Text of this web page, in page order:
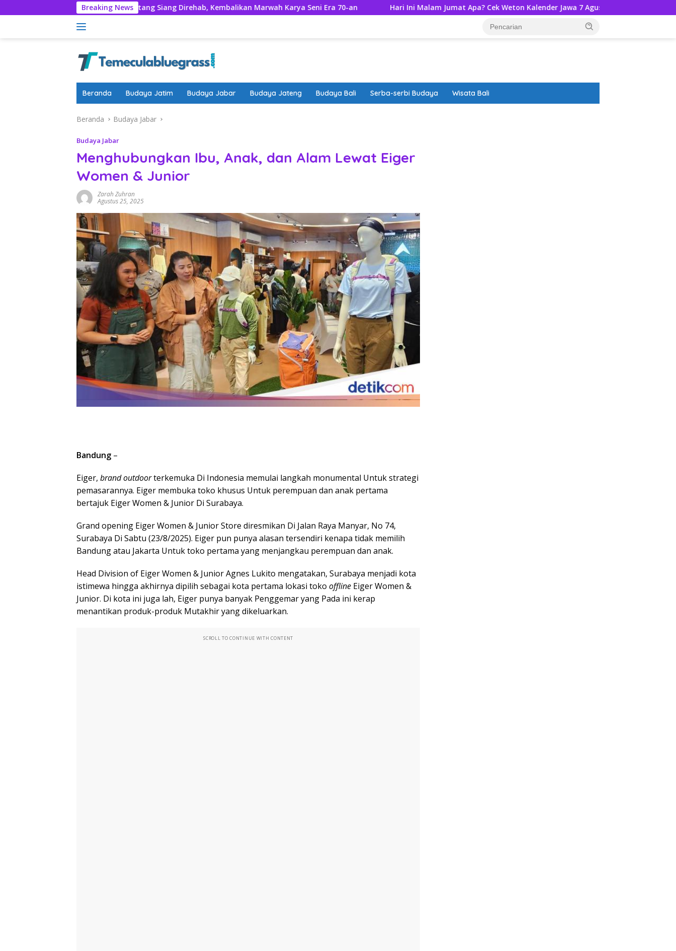
ke
Breaking News
Rumentang Siang Direhab, Kembalikan Marwah Karya Seni Era 70-an Hari Ini Malam Jumat Apa? Cek Weton Kalender Jawa 7 Agustus 2026-Ramalannya!
Beranda Budaya Jatim Budaya Jabar Budaya Jateng Budaya Bali Serba-serbi Budaya Wisata Bali
Beranda Budaya Jabar
Budaya Jabar
Menghubungkan Ibu, Anak, dan Alam Lewat Eiger
Women & Junior
Zarah Zuhran
Agustus 25, 2025
Bandung –
Eiger, brand outdoorterkemuka Di Indonesia memulai langkah monumental Untuk strategi
pemasarannya. Eiger membuka toko khusus Untuk perempuan dan anak pertama
bertajuk Eiger Women & Junior Di Surabaya.
Grand opening Eiger Women & Junior Store diresmikan Di Jalan Raya Manyar, No 74,
Surabaya Di Sabtu (23/8/2025). Eiger pun punya alasan tersendiri kenapa tidak memilih
Bandung atau Jakarta Untuk toko pertama yang menjangkau perempuan dan anak.
Head Division of Eiger Women & Junior Agnes Lukito mengatakan, Surabaya menjadi kota
istimewa hingga akhirnya dipilih sebagai kota pertama lokasi toko offline Eiger Women &
Junior. Di kota ini juga lah, Eiger punya banyak Penggemar yang Pada ini kerap
menantikan produk-produk Mutakhir yang dikeluarkan.
SCROLL TO CONTINUE WITH CONTENT